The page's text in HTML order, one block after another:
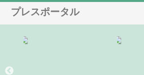
プレスポータル